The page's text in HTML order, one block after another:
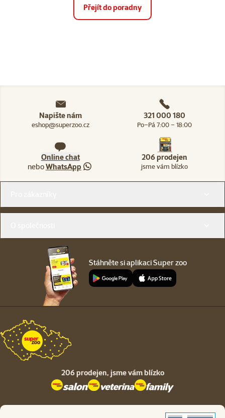
Přejít do poradny
Napište nám
eshop@superzoo.cz
321 000 180
Po–Pá 7:00 – 18:00
Online chat
neboWhatsApp
206 prodejen
jsme vám blízko
Stáhněte si aplikaci Super zoo
206 prodejen, jsme vám blízko